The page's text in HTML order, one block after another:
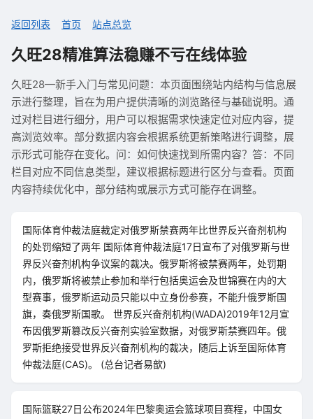
返回列表 首页 站点总览
久旺28精准算法稳赚不亏在线体验
久旺28—新手入门与常见问题：本页面围绕站内结构与信息展
示进行整理，旨在为用户提供清晰的浏览路径与基础说明。通
过对栏目进行细分，用户可以根据需求快速定位对应内容，提
高浏览效率。部分数据内容会根据系统更新策略进行调整，展
示形式可能存在变化。问：如何快速找到所需内容？答：不同
栏目对应不同信息类型，建议根据标题进行区分与查看。页面
内容持续优化中，部分结构或展示方式可能存在调整。
国际体育仲裁法庭裁定对俄罗斯禁赛两年比世界反兴奋剂机构
的处罚缩短了两年 国际体育仲裁法庭17日宣布了对俄罗斯与世
界反兴奋剂机构争议案的裁决。俄罗斯将被禁赛两年，处罚期
内，俄罗斯将被禁止参加和举行包括奥运会及世锦赛在内的大
型赛事，俄罗斯运动员只能以中立身份参赛，不能升俄罗斯国
旗，奏俄罗斯国歌。 世界反兴奋剂机构(WADA)2019年12月宣
布因俄罗斯篡改反兴奋剂实验室数据，对俄罗斯禁赛四年。俄
罗斯拒绝接受世界反兴奋剂机构的裁决，随后上诉至国际体育
仲裁法庭(CAS)。 (总台记者易歆)
国际篮联27日公布2024年巴黎奥运会篮球项目赛程，中国女